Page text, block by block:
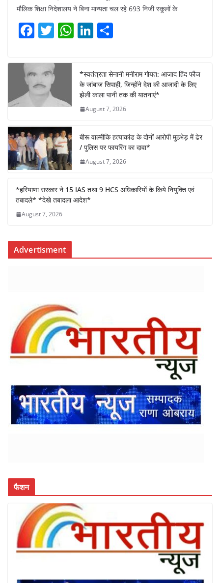
मौलिक शिक्षा निदेशालय ने बिना मान्यता चल रहे 693 निजी स्कूलों के
F
c
e
b
o
o
k
T
itt
er
W
s
A
p
Li
e
dI
n
e
*स्वतंत्रता सेनानी मनीराम गोयत: आजाद हिंद फौज
के जांबाज सिपाही, जिन्होंने देश की आजादी के लिए
झेली काला पानी तक की यातनाएं*
August 7, 2026
बीरू वाल्मीकि हत्याकांड के दोनों आरोपी मुठभेड़ में ढेर
/ पुलिस पर फायरिंग का दावा*
August 7, 2026
*हरियाणा सरकार ने 15 IAS तथा 9 HCS अधिकारियों के किये नियुक्ति एवं
तबादले* *देखे तबादला आदेश*
August 7, 2026
Advertisment
फैशन